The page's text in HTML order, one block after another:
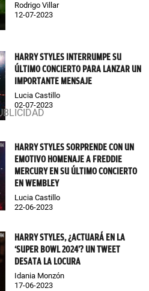
Rodrigo Villar
12-07-2023
HARRY STYLES INTERRUMPE SU
ÚLTIMO CONCIERTO PARA LANZAR UN
IMPORTANTE MENSAJE
Lucia Castillo
02-07-2023
HARRY STYLES SORPRENDE CON UN
EMOTIVO HOMENAJE A FREDDIE
MERCURY EN SU ÚLTIMO CONCIERTO
EN WEMBLEY
Lucia Castillo
22-06-2023
HARRY STYLES, ¿ACTUARÁ EN LA
‘SUPER BOWL 2024’? UN TWEET
DESATA LA LOCURA
Idania Monzón
17-06-2023